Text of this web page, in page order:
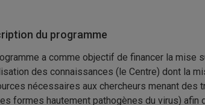
du programme
a comme objectif de financer la mise
des connaissances (le Centre) dont la
nécessaires aux chercheurs menant des
formes hautement pathogènes du virus)